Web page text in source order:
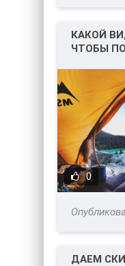
КАКОЙ
ЧТОБЫ
0
ДАЕМ